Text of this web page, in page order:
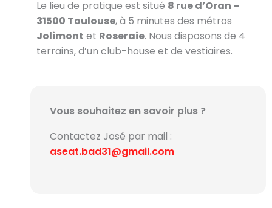
Le lieu de pratique est situé 8 rue d’Oran –
31500 Toulouse, à 5 minutes des métros
Jolimont et Roseraie. Nous disposons de 4
terrains, d’un club-house et de vestiaires.
Vous souhaitez en savoir plus ?
Contactez José par mail :
aseat.bad31@gmail.com